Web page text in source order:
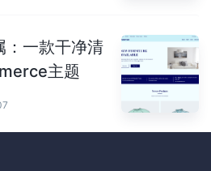
：一款干净清
主题